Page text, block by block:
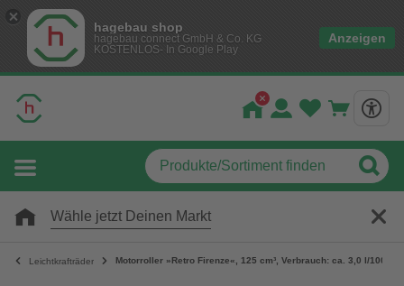
hagebau shop
hagebau connect GmbH & Co. KG
KOSTENLOS- In Google Play
Anzeigen
Wähle jetzt Deinen Markt
Leichtkrafträder Motorroller »Retro Firenze«, 125 cm³, Verbrauch: ca. 3,0 l/100 km